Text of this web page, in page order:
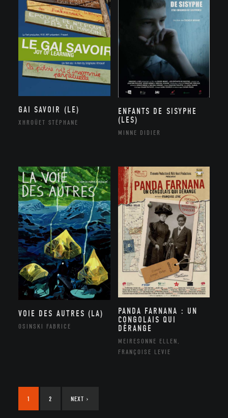
GAI SAVOIR (LE)
XHROÜET STÉPHANE
ENFANTS DE SISYPHE
(LES)
MINNE DIDIER
VOIE DES AUTRES (LA)
OSINSKI FABRICE
PANDA FARNANA : UN
CONGOLAIS QUI
DÉRANGE
MEIRESONNE ELLEN,
FRANÇOISE LEVIE
1 2 NEXT ›